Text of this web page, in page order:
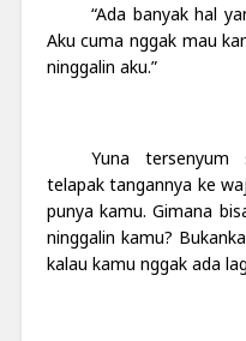
“Ada banyak hal
Aku cuma nggak mau
ninggalin aku.”
Yuna tersenyum
telapak tangannya ke
punya kamu. Gimana
ninggalin kamu?
kalau kamu nggak ada